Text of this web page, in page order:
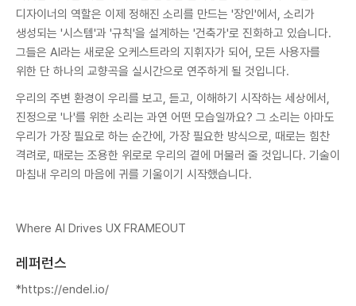
디자이너의 역할은 이제 정해진 소리를 만드는 '장인'에서, 소리가
생성되는 '시스템'과 '규칙'을 설계하는 '건축가'로 진화하고 있습니다.
그들은 AI라는 새로운 오케스트라의 지휘자가 되어, 모든 사용자를
위한 단 하나의 교향곡을 실시간으로 연주하게 될 것입니다.
우리의 주변 환경이 우리를 보고, 듣고, 이해하기 시작하는 세상에서,
진정으로 '나'를 위한 소리는 과연 어떤 모습일까요? 그 소리는 아마도
우리가 가장 필요로 하는 순간에, 가장 필요한 방식으로, 때로는 힘찬
격려로, 때로는 조용한 위로로 우리의 곁에 머물러 줄 것입니다. 기술이
마침내 우리의 마음에 귀를 기울이기 시작했습니다.
Where AI Drives UX FRAMEOUT
레퍼런스
*https://endel.io/